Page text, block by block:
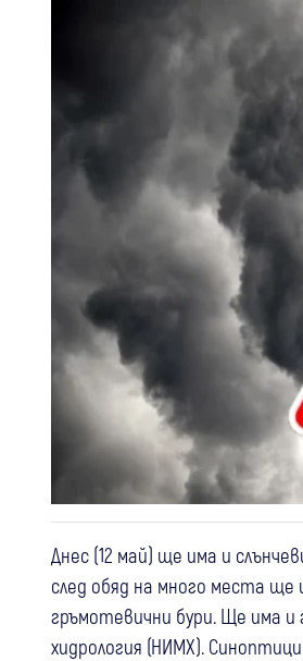
Днес (12 май) ще има и
след обяд на много места
гръмотевични бури. Ще има
хидрология (НИМХ).